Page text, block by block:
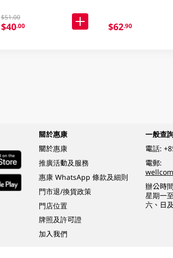
$51.00
$40.00 $62.90
關於惠康
關於惠康
推廣活動及服務
惠康 WhatsApp 條款及細則
門市退/換貨政策
門店位置
牌照及許可證
加入我們
一般查
電話:
電郵:
辦公時
星期一
六、日